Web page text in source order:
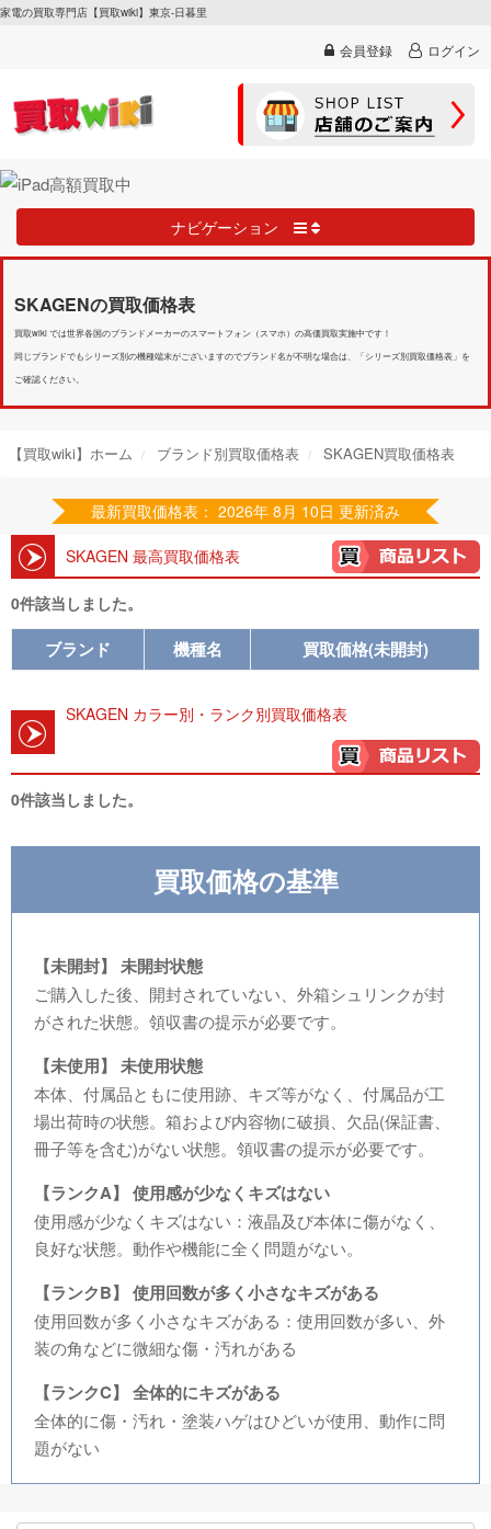
家電の買取専門店【買取wiki】東京-日暮里
会員登録 ログイン
ナビゲーション
SKAGENの買取価格表
買取wiki では世界各国のブランドメーカーのスマートフォン（スマホ）の高価買取実施中です！
同じブランドでもシリーズ別の機種端末がございますのでブランド名が不明な場合は、「シリーズ別買取価格表」を
ご確認ください。
【買取wiki】ホーム ブランド別買取価格表 SKAGEN買取価格表
最新買取価格表： 2026年 8月 10日 更新済み
SKAGEN 最高買取価格表
0件該当しました。
ブランド 機種名 買取価格(未開封)
SKAGEN カラー別・ランク別買取価格表
0件該当しました。
買取価格の基準
【未開封】 未開封状態
ご購入した後、開封されていない、外箱シュリンクが封
がされた状態。領収書の提示が必要です。
【未使用】 未使用状態
本体、付属品ともに使用跡、キズ等がなく、付属品が工
場出荷時の状態。箱および内容物に破損、欠品(保証書、
冊子等を含む)がない状態。領収書の提示が必要です。
【ランクA】 使用感が少なくキズはない
使用感が少なくキズはない：液晶及び本体に傷がなく、
良好な状態。動作や機能に全く問題がない。
【ランクB】 使用回数が多く小さなキズがある
使用回数が多く小さなキズがある：使用回数が多い、外
装の角などに微細な傷・汚れがある
【ランクC】 全体的にキズがある
全体的に傷・汚れ・塗装ハゲはひどいが使用、動作に問
題がない